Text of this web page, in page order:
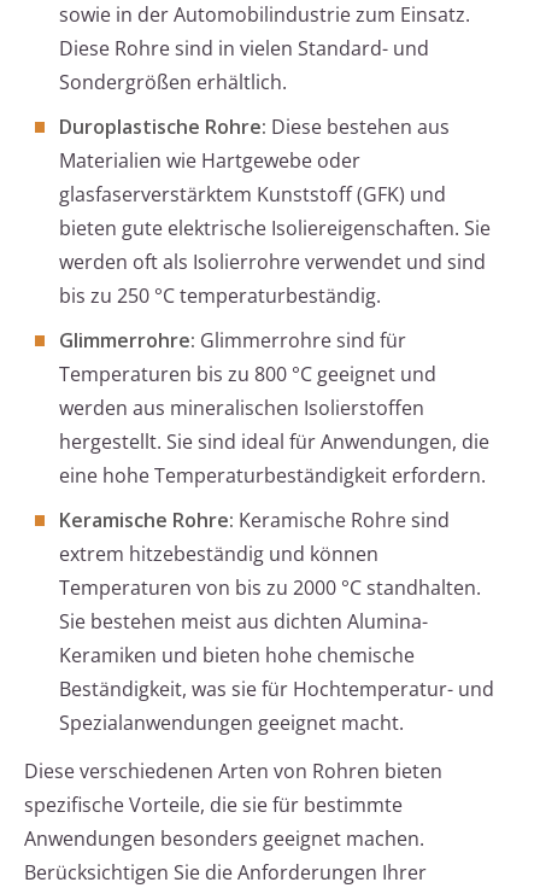
sowie in der Automobilindustrie zum Einsatz.
Diese Rohre sind in vielen Standard- und
Sondergrößen erhältlich.
Duroplastische Rohre: Diese bestehen aus
Materialien wie Hartgewebe oder
glasfaserverstärktem Kunststoff (GFK) und
bieten gute elektrische Isoliereigenschaften. Sie
werden oft als Isolierrohre verwendet und sind
bis zu 250 °C temperaturbeständig.
Glimmerrohre: Glimmerrohre sind für
Temperaturen bis zu 800 °C geeignet und
werden aus mineralischen Isolierstoffen
hergestellt. Sie sind ideal für Anwendungen, die
eine hohe Temperaturbeständigkeit erfordern.
Keramische Rohre: Keramische Rohre sind
extrem hitzebeständig und können
Temperaturen von bis zu 2000 °C standhalten.
Sie bestehen meist aus dichten Alumina-
Keramiken und bieten hohe chemische
Beständigkeit, was sie für Hochtemperatur- und
Spezialanwendungen geeignet macht.
Diese verschiedenen Arten von Rohren bieten
spezifische Vorteile, die sie für bestimmte
Anwendungen besonders geeignet machen.
Berücksichtigen Sie die Anforderungen Ihrer